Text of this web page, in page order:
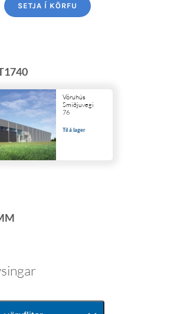
SETJA Í KÖRFU
Vöruhús
Smiðjuvegi
76
Til á lager